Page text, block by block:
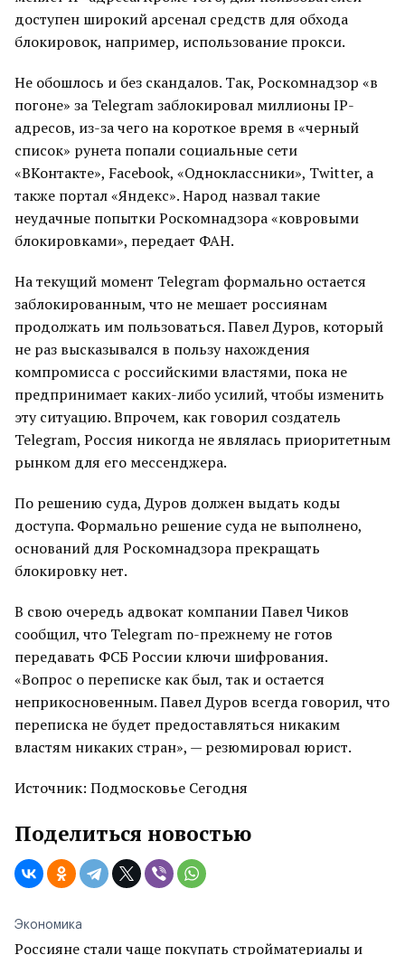
доступен широкий арсенал средств для обхода
блокировок, например, использование прокси.
Не обошлось и без скандалов. Так, Роскомнадзор «в
погоне» за Telegram заблокировал миллионы IP-
адресов, из-за чего на короткое время в «черный
список» рунета попали социальные сети
«ВКонтакте», Facebook, «Одноклассники», Twitter, а
также портал «Яндекс». Народ назвал такие
неудачные попытки Роскомнадзора «ковровыми
блокировками», передает ФАН.
На текущий момент Telegram формально остается
заблокированным, что не мешает россиянам
продолжать им пользоваться. Павел Дуров, который
не раз высказывался в пользу нахождения
компромисса с российскими властями, пока не
предпринимает каких-либо усилий, чтобы изменить
эту ситуацию. Впрочем, как говорил создатель
Telegram, Россия никогда не являлась приоритетным
рынком для его мессенджера.
По решению суда, Дуров должен выдать коды
доступа. Формально решение суда не выполнено,
оснований для Роскомнадзора прекращать
блокировку нет.
В свою очередь адвокат компании Павел Чиков
сообщил, что Telegram по-прежнему не готов
передавать ФСБ России ключи шифрования.
«Вопрос о переписке как был, так и остается
неприкосновенным. Павел Дуров всегда говорил, что
переписка не будет предоставляться никаким
властям никаких стран», — резюмировал юрист.
Источник: Подмосковье Сегодня
Поделиться новостью
Экономика
Россияне стали чаще покупать стройматериалы и